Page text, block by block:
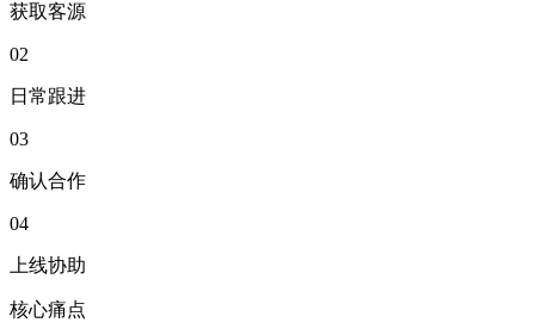
获取客源
02
日常跟进
03
确认合作
04
上线协助
核心痛点